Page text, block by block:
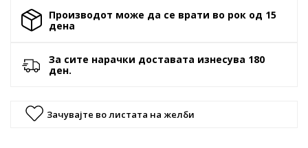
Производот може да се врати во рок од 15
денa
За сите нарачки доставата изнесува 180
ден.
Зачувајте во листата на желби